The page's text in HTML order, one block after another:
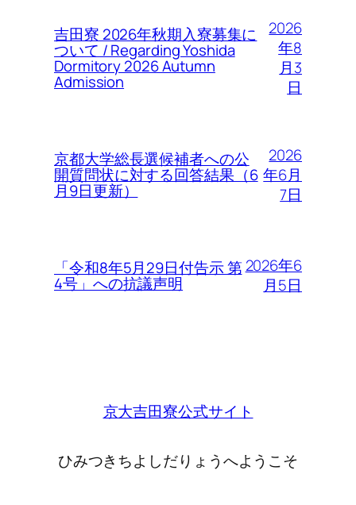
吉田寮 2026年秋期入寮募集に
ついて / Regarding Yoshida
Dormitory 2026 Autumn
Admission
2026
年8
月3
日
京都大学総長選候補者への公
開質問状に対する回答結果（6
月9日更新）
2026
年6月
7日
「令和8年5月29日付告示 第
4号」への抗議声明
2026年6
月5日
京大吉田寮公式サイト
ひみつきちよしだりょうへようこそ